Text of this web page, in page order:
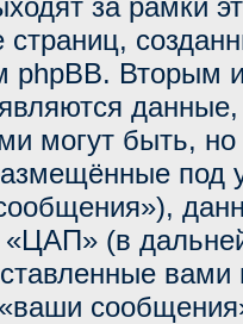
за рамки
страниц,
phpBB. Вторым
могут быть,
под
(в
вами